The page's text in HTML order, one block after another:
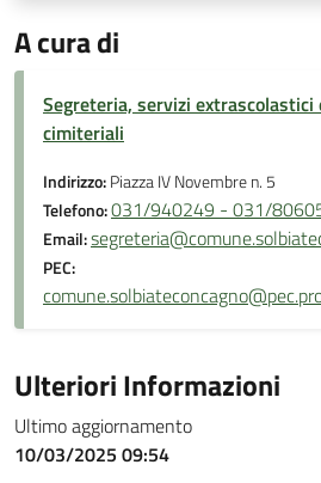
A cura di
Segreteria, servizi extrascolastici
cimiteriali
Indirizzo:Piazza IV Novembre n. 5
Telefono:031/940249 - 031/
Email:
PEC:
Ulteriori Informazioni
Ultimo aggiornamento
10/03/2025 09:54